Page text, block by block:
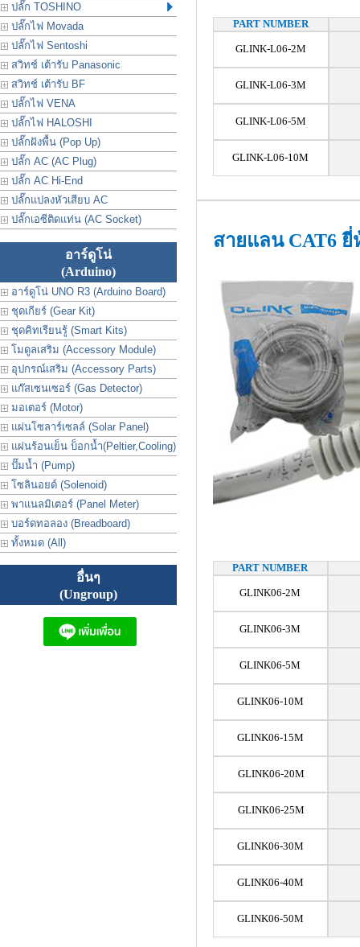
ปลั๊ก TOSHINO
ปลั๊กไฟ Movada
ปลั๊กไฟ Sentoshi
สวิทช์ เต้ารับ Panasonic
สวิทช์ เต้ารับ BF
ปลั๊กไฟ VENA
ปลั๊กไฟ HALOSHI
ปลั๊กฝังพื้น (Pop Up)
ปลั๊ก AC (AC Plug)
ปลั๊ก AC Hi-End
ปลั๊กแปลงหัวเสียบ AC
ปลั๊กเอซีติดแท่น (AC Socket)
อาร์ดูโน่
(Arduino)
อาร์ดูโน่ UNO R3 (Arduino Board)
ชุดเกียร์ (Gear Kit)
ชุดคิทเรียนรู้ (Smart Kits)
โมดูลเสริม (Accessory Module)
อุปกรณ์เสริม (Accessory Parts)
แก๊สเซนเซอร์ (Gas Detector)
มอเตอร์ (Motor)
แผ่นโซลาร์เซลล์ (Solar Panel)
แผ่นร้อนเย็น บ็อกน้ำ(Peltier,Cooling)
ปั๊มน้ำ (Pump)
โซลินอยด์ (Solenoid)
พาแนลมิเตอร์ (Panel Meter)
บอร์ดทอลอง (Breadboard)
ทั้งหมด (All)
อื่นๆ
(Ungroup)
PART NUMBER
GLINK-L06-2M
GLINK-L06-3M
GLINK-L06-5M
GLINK-L06-10M
สายแลน CAT6
PART NUMBER
GLINK06-2M
GLINK06-3M
GLINK06-5M
GLINK06-10M
GLINK06-15M
GLINK06-20M
GLINK06-25M
GLINK06-30M
GLINK06-40M
GLINK06-50M